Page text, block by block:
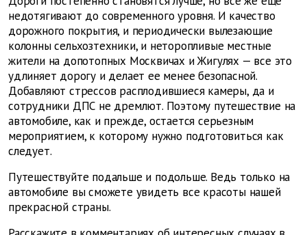
недотягивают до современного уровня. И качество
дорожного покрытия, и периодически вылезающие
колонны сельхозтехники, и неторопливые местные
жители на допотопных Москвичах и Жигулях — все это
удлиняет дорогу и делает ее менее безопасной.
Добавляют стрессов расплодившиеся камеры, да и
сотрудники ДПС не дремлют. Поэтому путешествие на
автомобиле, как и прежде, остается серьезным
мероприятием, к которому нужно подготовиться как
следует.
Путешествуйте подальше и подольше. Ведь только на
автомобиле вы сможете увидеть все красоты нашей
прекрасной страны.